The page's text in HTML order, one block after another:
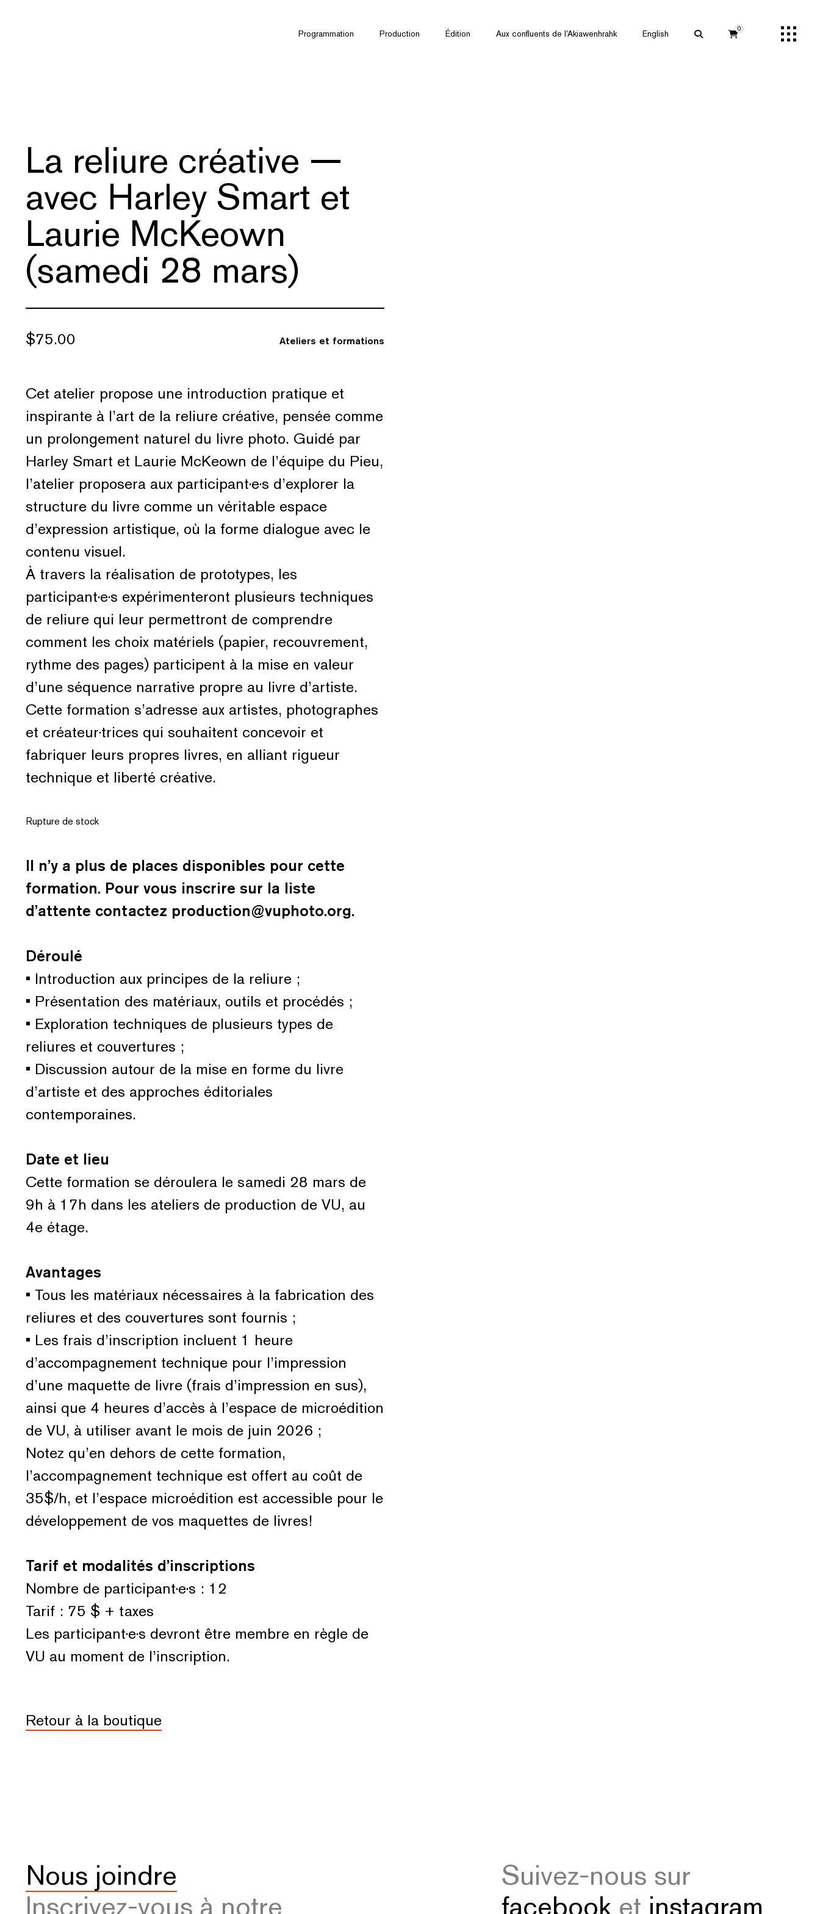
Programmation Production Édition Aux confluents de l’Akiawenhrahk English
0
La reliure créative —
avec Harley Smart et
Laurie McKeown
(samedi 28 mars)
$75.00 Ateliers et formations
Cet atelier propose une introduction pratique et
inspirante à l’art de la reliure créative, pensée comme
un prolongement naturel du livre photo. Guidé par
Harley Smart et Laurie McKeown de l’équipe du Pieu,
l’atelier proposera aux participant·e·s d’explorer la
structure du livre comme un véritable espace
d’expression artistique, où la forme dialogue avec le
contenu visuel.
À travers la réalisation de prototypes, les
participant·e·s expérimenteront plusieurs techniques
de reliure qui leur permettront de comprendre
comment les choix matériels (papier, recouvrement,
rythme des pages) participent à la mise en valeur
d’une séquence narrative propre au livre d’artiste.
Cette formation s’adresse aux artistes, photographes
et créateur·trices qui souhaitent concevoir et
fabriquer leurs propres livres, en alliant rigueur
technique et liberté créative.
Rupture de stock
Il n’y a plus de places disponibles pour cette
formation. Pour vous inscrire sur la liste
d’attente contactez production@vuphoto.org.
Déroulé
• Introduction aux principes de la reliure ;
• Présentation des matériaux, outils et procédés ;
• Exploration techniques de plusieurs types de
reliures et couvertures ;
• Discussion autour de la mise en forme du livre
d’artiste et des approches éditoriales
contemporaines.
Date et lieu
Cette formation se déroulera le samedi 28 mars de
9h à 17h dans les ateliers de production de VU, au
4e étage.
Avantages
• Tous les matériaux nécessaires à la fabrication des
reliures et des couvertures sont fournis ;
• Les frais d’inscription incluent 1 heure
d’accompagnement technique pour l’impression
d’une maquette de livre (frais d’impression en sus),
ainsi que 4 heures d’accès à l’espace de microédition
de VU, à utiliser avant le mois de juin 2026 ;
Notez qu’en dehors de cette formation,
l’accompagnement technique est offert au coût de
35$/h, et l’espace microédition est accessible pour le
développement de vos maquettes de livres!
Tarif et modalités d’inscriptions
Nombre de participant·e·s : 12
Tarif : 75 $ + taxes
Les participant·e·s devront être membre en règle de
VU au moment de l’inscription.
Retour à la boutique
Nous joindre
Inscrivez-vous à notre
Suivez-nous sur
facebook et instagram